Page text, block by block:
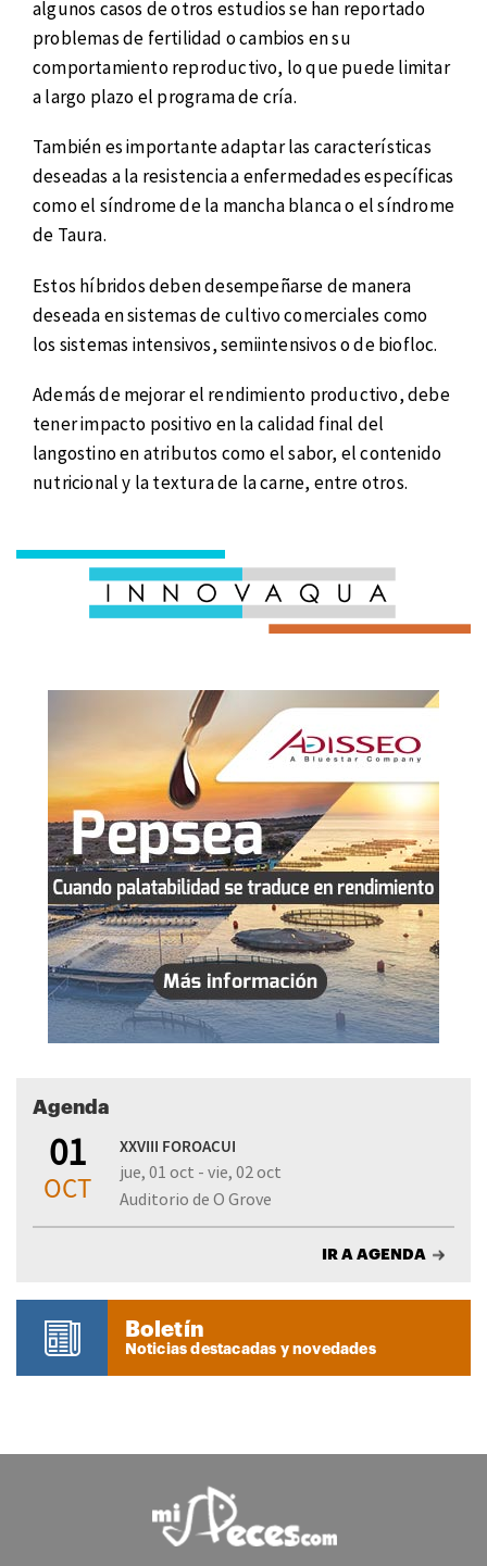
algunos casos de otros estudios se han reportado
problemas de fertilidad o cambios en su
comportamiento reproductivo, lo que puede limitar
a largo plazo el programa de cría.
También es importante adaptar las características
deseadas a la resistencia a enfermedades específicas
como el síndrome de la mancha blanca o el síndrome
de Taura.
Estos híbridos deben desempeñarse de manera
deseada en sistemas de cultivo comerciales como
los sistemas intensivos, semiintensivos o de biofloc.
Además de mejorar el rendimiento productivo, debe
tener impacto positivo en la calidad final del
langostino en atributos como el sabor, el contenido
nutricional y la textura de la carne, entre otros.
Agenda
01
OCT
XXVIII FOROACUI
jue, 01 oct - vie, 02 oct
Auditorio de O Grove
IR A AGENDA
Boletín
Noticias destacadas y novedades